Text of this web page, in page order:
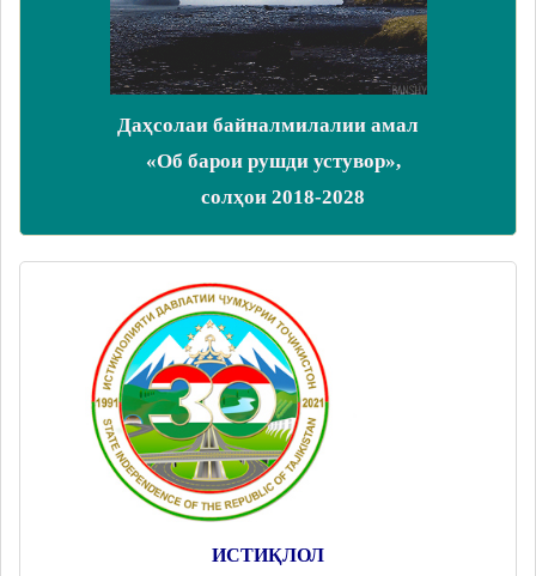
Даҳсолаи байналмилалии амал
«Об барои рушди устувор»,
солҳои 2018-2028
ИСТИҚЛОЛ